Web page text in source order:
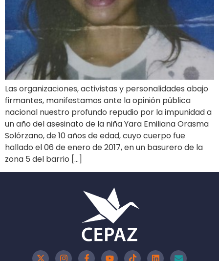
Las organizaciones, activistas y personalidades abajo
firmantes, manifestamos ante la opinión pública
nacional nuestro profundo repudio por la impunidad a
un año del asesinato de la niña Yara Emiliana Orasma
Solórzano, de 10 años de edad, cuyo cuerpo fue
hallado el 06 de enero de 2017, en un basurero de la
zona 5 del barrio […]